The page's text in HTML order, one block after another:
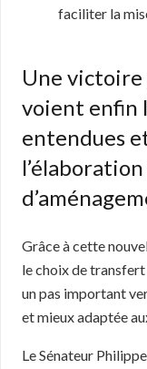
faciliter la
Une victoire
voient enfin
entendues
Grâce à cette
le choix de
un pas important
et mieux adaptée
Le Sénateur